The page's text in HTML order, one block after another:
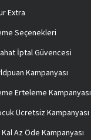
Extra
Seçenekleri
İptal Güvencesi
Kampanyası
Erteleme Kampanyası
Ücretsiz Kampanyası
Az Öde Kampanyası